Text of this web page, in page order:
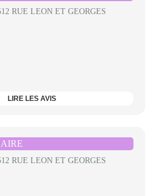
RUE LEON ET GEORGES
LIRE LES AVIS
RUE LEON ET GEORGES